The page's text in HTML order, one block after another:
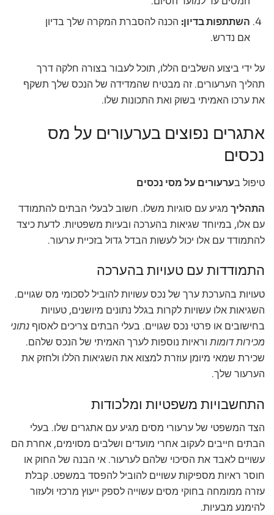
השתתפות בדיון: הכנה להסברת המקרה שלך בדיון
אם נדרש.
על ידי ביצוע השלבים הללו, תוכל לעבור בצורה חלקה דרך
תהליך הערעורים. זה מבטיח שהמדידה של הנכס שלך תשקף
את ערכו האמיתי בשוק ואת התכונות שלו.
אתגרים נפוצים בערעורים על מס
נכסים
טיפול בערעורים על מסי נכסים
התהליך מגיע עם סוגיות משלו. חשוב לבעלי הבתים להתמודד
עם אלו, במיוחד שגיאות בהערכה ובעיות משפטיות. לדעת כיצד
להתמודד עם אלו יכול לעשות הבדל גדול בזכיית ערעור.
התמודדות עם טעויות בהערכה
טעויות בהערכת ערך של נכס עשויות להוביל לסכומי מס שגויים.
השגיאות אלו עשויות לקרות בגלל נתונים מיושנים, טעויות
בחישובים או פרטי נכס שגויים. בעלי הבתים צריכים לאסוף נתוני
מכירות דומותוראיות נוספות לערך האמיתי של הנכס שלהם.
שכירת שמאי מיומן עוזרת למצוא את השגיאות הללו ולחזק את
הערעור שלך.
התחשבויות משפטיות ומלכודות
הצד המשפטי של ערעורי מסים מגיע עם אתגרים שלו. בעלי
הבתים חייבים לעקוב אחרי מועדים ושלבים מסוימים, אחרת הם
עשויים לאבד את הסיכוי שלהם לערעור. אי הבנה של החוק או
חוסר ראיות מספיקות עשויים להוביל להפסד במשפט. קבלת
עזרה ממומחה בחוקי מסים עשוייה לספק ייעוץ מרכזי ולעזור
להימנע מבעיות.